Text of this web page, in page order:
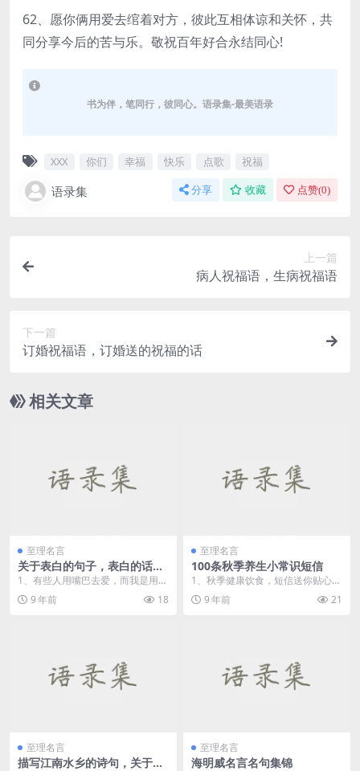
62、愿你俩用爱去绾着对方，彼此互相体谅和关怀，共
同分享今后的苦与乐。敬祝百年好合永结同心!
书为伴，笔同行，彼同心。语录集-最美语录
XXX 你们 幸福 快乐 点歌 祝福
语录集 分享 收藏 点赞(0)
上一篇
病人祝福语，生病祝福语
下一篇
订婚祝福语，订婚送的祝福的话
相关文章
至理名言
关于表白的句子，表白的话感
人的
1、有些人用嘴巴去爱，而我是用心
去爱，也许我会失去很多，但我不
会后悔。 &nbs...
9 年前 18
至理名言
100条秋季养生小常识短信
1、秋季健康饮食，短信送你贴心：
多吃糙米，强肝健体好处多；多吃
水果，营养丰富味道...
9 年前 21
至理名言
描写江南水乡的诗句，关于江
至理名言
海明威名言名句集锦